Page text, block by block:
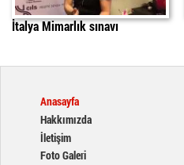
İtalya Mimarlık sınavı
Anasayfa
Hakkımızda
İletişim
Foto Galeri